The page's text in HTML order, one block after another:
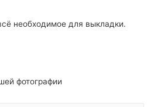
необходимое для выкладки.
фотографии